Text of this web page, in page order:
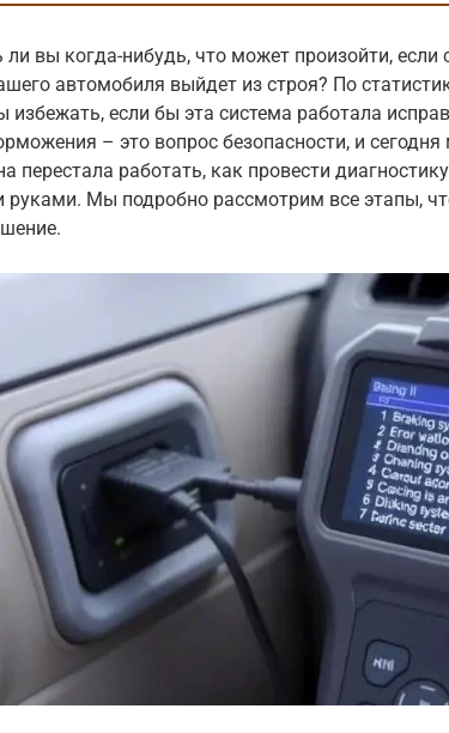
вы когда-нибудь, что может произойти, если
автомобиля выйдет из строя? По
если бы эта система работала
– это вопрос безопасности, и
перестала работать, как провести
руками. Мы подробно рассмотрим все этапы,